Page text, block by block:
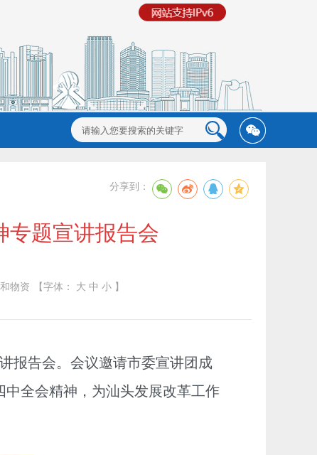
分享到：
专题宣讲报告会
物资
【字体： 大 中 小 】
报告会。会议邀请市委宣讲团成
全会精神，为汕头发展改革工作